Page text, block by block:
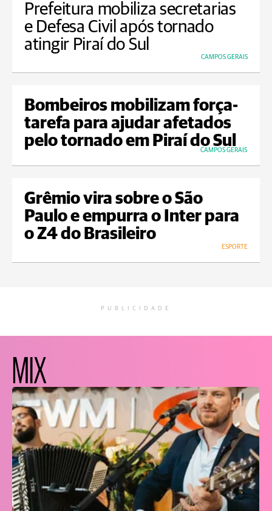
Prefeitura mobiliza secretarias
e Defesa Civil após tornado
atingir Piraí do Sul
CAMPOS GERAIS
Bombeiros mobilizam força-
tarefa para ajudar afetados
pelo tornado em Piraí do Sul
CAMPOS GERAIS
Grêmio vira sobre o São
Paulo e empurra o Inter para
o Z4 do Brasileiro
ESPORTE
PUBLICIDADE
MIX